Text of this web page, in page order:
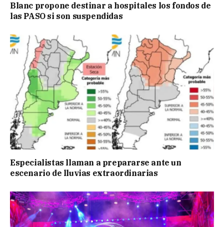
Blanc propone destinar a hospitales los fondos de
las PASO si son suspendidas
Especialistas llaman a prepararse ante un
escenario de lluvias extraordinarias